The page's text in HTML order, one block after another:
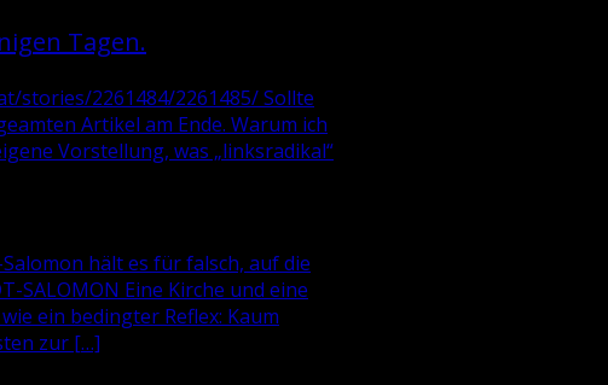
Tagen.
stories/2261484/2261485/ Sollte
Artikel am Ende. Warum ich
Vorstellung, was „linksradikal“
hält es für falsch, auf die
SALOMON Eine Kirche und eine
ein bedingter Reflex: Kaum
zur […]